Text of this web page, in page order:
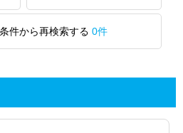
件から再検索する 0件